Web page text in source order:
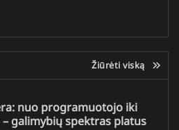
Žiūrėti viską
nuo programuotojo iki
galimybių spektras platus